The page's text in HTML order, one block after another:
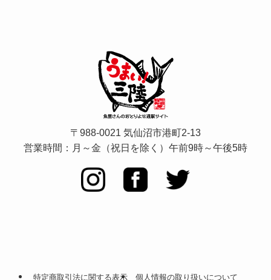
〒988-0021 気仙沼市港町2-13
営業時間：月～金（祝日を除く） 午前9時～午後5時
特定商取引法に関する表示 個人情報の取り扱いについて